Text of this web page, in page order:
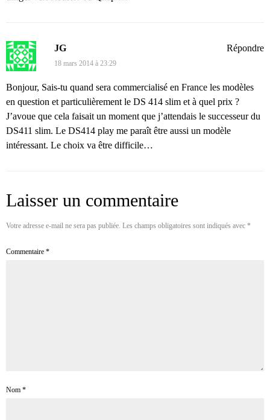
JG
18 mars 2014 à 23:29
Bonjour, Sais-tu quand sera commercialisé en France les modèles
en question et particulièrement le DS 414 slim et à quel prix ?
J’avoue que cela faisait un moment que j’attendais le successeur du
DS411 slim. Le DS414 play me paraît être aussi un modèle
intéressant. Le choix va être difficile…
Répondre
Laisser un commentaire
Votre adresse e-mail ne sera pas publiée. Les champs obligatoires sont indiqués avec *
Commentaire *
Nom *